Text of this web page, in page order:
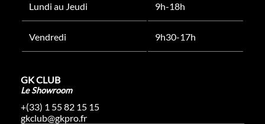
Lundi au Jeudi
9h-18h
Vendredi 9h30-17h
GK CLUB
Le Showroom
+(33) 1 55 82 15 15
gkclub@gkpro.fr